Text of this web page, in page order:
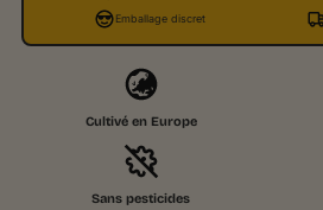
Emballage discret
Cultivé en Europe
Sans pesticides